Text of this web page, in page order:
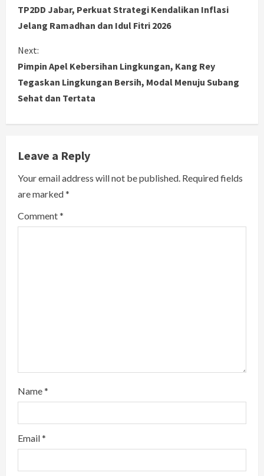
o
n
t
i
n
u
e
R
e
a
TP2DD Jabar, Perkuat Strategi Kendalikan Inflasi
Jelang Ramadhan dan Idul Fitri 2026
Next:
Pimpin Apel Kebersihan Lingkungan, Kang Rey
Tegaskan Lingkungan Bersih, Modal Menuju Subang
Sehat dan Tertata
Leave a Reply
Your email address will not be published. Required fields
are marked*
Comment*
Name*
Email*